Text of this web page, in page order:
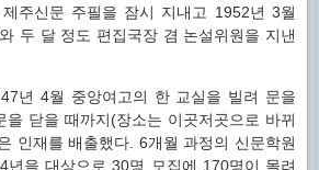
주신문 주필을 잠시 지내고 1952년 3월
두 달 정도 편집국장 겸 논설위원을 지낸
년 4월 중앙여고의 한 교실을 빌려 문을
닫을 때까지(장소는 이곳저곳으로 바뀌
인재를 배출했다. 6개월 과정의 신문학원
년을 대상으로 30명 모집에 170명이 몰려